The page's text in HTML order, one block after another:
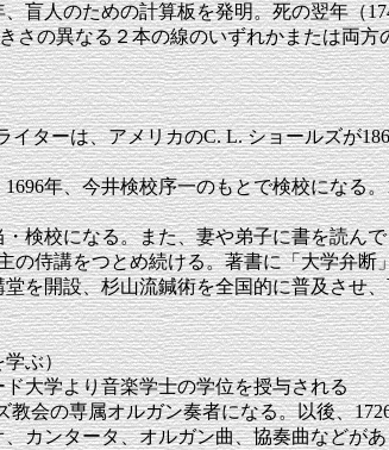
盲人のための計算板を発明。死の翌年（
の異なる２本の線のいずれかまたは両方
ーは、アメリカのC. L. ショールズが
年、今井検校序一のもとで検校になる
校になる。また、妻や弟子に書を読ん
の侍講をつとめ続ける。著書に「大学弁断
開設、杉山流鍼術を全国的に普及させ
学ぶ）
大学より音楽学士の学位を授与される
会の専属オルガン奏者になる。以後、
カンタータ、オルガン曲、協奏曲などが